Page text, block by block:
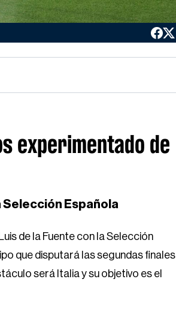
experimentado de
Selección Española
de la Fuente con la Selección
que disputará las segundas finales
será Italia y su objetivo es el